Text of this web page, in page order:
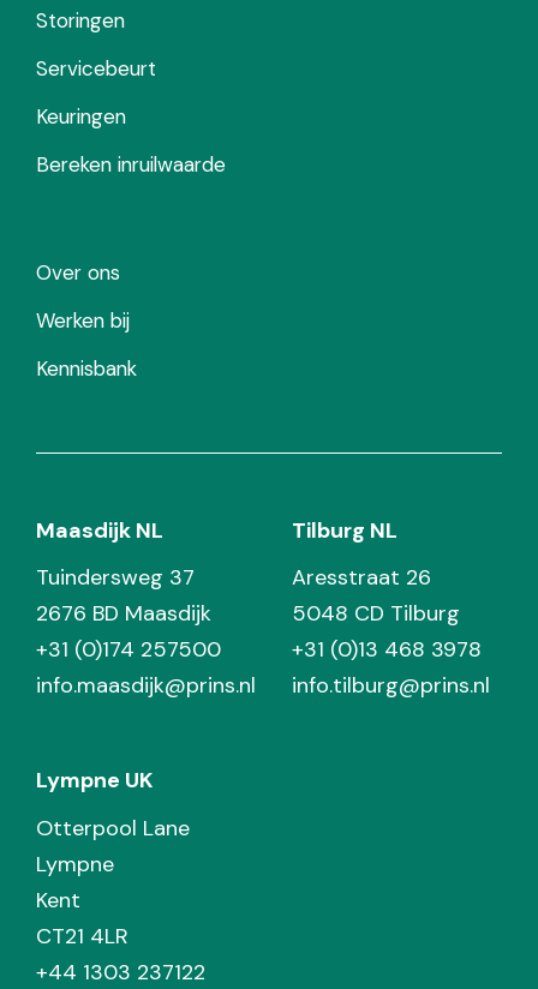
Storingen
Servicebeurt
Keuringen
Bereken inruilwaarde
Over ons
Werken bij
Kennisbank
Maasdijk NL
Tuindersweg 37
2676 BD Maasdijk
+31 (0)174 257500
info.maasdijk@prins.nl
Tilburg NL
Aresstraat 26
5048 CD Tilburg
+31 (0)13 468 3978
info.tilburg@prins.nl
Lympne UK
Otterpool Lane
Lympne
Kent
CT21 4LR
+44 1303 237122